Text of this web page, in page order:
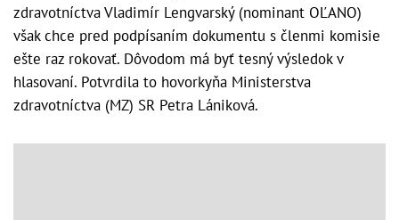
zdravotníctva Vladimír Lengvarský (nominant OĽANO)
však chce pred podpísaním dokumentu s členmi komisie
ešte raz rokovať. Dôvodom má byť tesný výsledok v
hlasovaní. Potvrdila to hovorkyňa Ministerstva
zdravotníctva (MZ) SR Petra Lániková.